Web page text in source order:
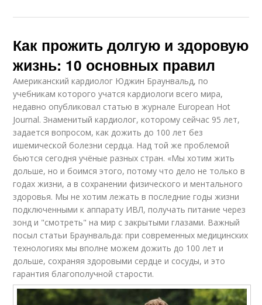
Как прожить долгую и здоровую
жизнь: 10 основных правил
Американский кардиолог Юджин Браунвальд, по
учебникам которого учатся кардиологи всего мира,
недавно опубликовал статью в журнале European Hot
Journal. Знаменитый кардиолог, которому сейчас 95 лет,
задается вопросом, как дожить до 100 лет без
ишемической болезни сердца. Над той же проблемой
бьются сегодня учёные разных стран. «Мы хотим жить
дольше, но и боимся этого, потому что дело не только в
годах жизни, а в сохранении физического и ментального
здоровья. Мы не хотим лежать в последние годы жизни
подключенными к аппарату ИВЛ, получать питание через
зонд и "смотреть" на мир с закрытыми глазами. Важный
посыл статьи Браунвальда: при современных медицинских
технологиях мы вполне можем дожить до 100 лет и
дольше, сохраняя здоровыми сердце и сосуды, и это
гарантия благополучной старости.